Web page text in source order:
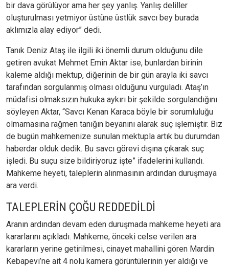
bir dava görülüyor ama her şey yanlış. Yanlış deliller
oluşturulması yetmiyor üstüne üstlük savcı bey burada
aklımızla alay ediyor” dedi.
Tanık Deniz Ataş ile ilgili iki önemli durum olduğunu dile
getiren avukat Mehmet Emin Aktar ise, bunlardan birinin
kaleme aldığı mektup, diğerinin de bir gün arayla iki savcı
tarafından sorgulanmış olması olduğunu vurguladı. Ataş’ın
müdafisi olmaksızın hukuka aykırı bir şekilde sorgulandığını
söyleyen Aktar, “Savcı Kenan Karaca böyle bir sorumluluğu
olmamasına rağmen tanığın beyanını alarak suç işlemiştir. Biz
de bugün mahkemenize sunulan mektupla artık bu durumdan
haberdar olduk dedik. Bu savcı görevi dışına çıkarak suç
işledi. Bu suçu size bildiriyoruz işte” ifadelerini kullandı.
Mahkeme heyeti, taleplerin alınmasının ardından duruşmaya
ara verdi.
TALEPLERİN ÇOĞU REDDEDİLDİ
Aranın ardından devam eden duruşmada mahkeme heyeti ara
kararlarını açıkladı. Mahkeme, önceki celse verilen ara
kararların yerine getirilmesi, cinayet mahallini gören Mardin
Kebapevi’ne ait 4 nolu kamera görüntülerinin yer aldığı ve